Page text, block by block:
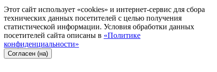
Этот сайт использует «cookies» и интернет-сервис для сбора
технических данных посетителей с целью получения
статистической информации. Условия обработки данных
посетителей сайта описаны в «Политике
конфиденциальности»
Согласен (на)